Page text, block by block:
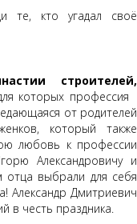
те, кто угадал своё
строителей,
которых профессия
от родителей
который также
любовь к профессии
Александровичу и
отца выбрали для себя
Александр Дмитриевич
в честь праздника.